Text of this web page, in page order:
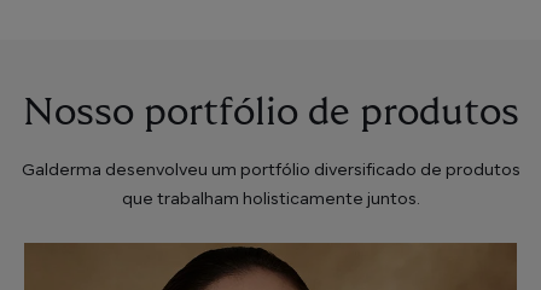
Nosso portfólio de produtos
Galderma desenvolveu um portfólio diversificado de produtos
que trabalham holisticamente juntos.